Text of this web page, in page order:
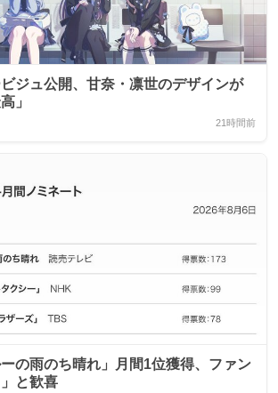
ジュ公開、甘奈・凛世のデザインが
」
21時間前
ーの雨のち晴れ」月間1位獲得、ファン
と歓喜